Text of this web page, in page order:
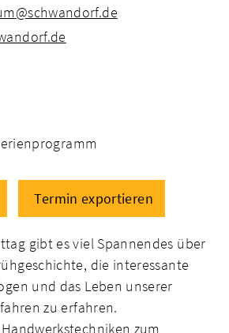
Termin exportieren
gibt es viel Spannendes über
die interessante
und das Leben unserer
zu erfahren.
zum